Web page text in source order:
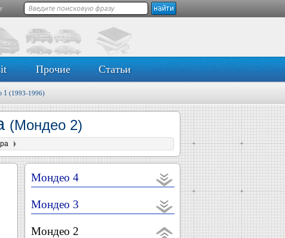
Прочие Статьи
1 (1993-1996)
(Мондео 2)
Мондео 4
Мондео 3
Мондео 2